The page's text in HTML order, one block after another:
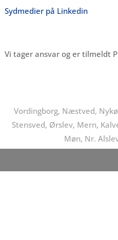
Sydmedier på Linkedin
Vi tager ansvar og er tilmeldt
Vordingborg, Næstved,
Stensved, Ørslev, Mern,
Møn, Nr.